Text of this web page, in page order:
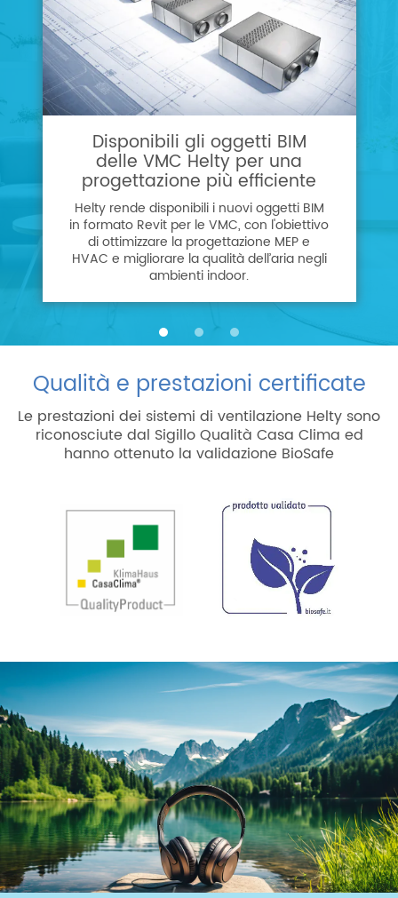
Disponibili gli oggetti BIM
delle VMC Helty per una
progettazione più efficiente
Helty rende disponibili i nuovi oggetti BIM
in formato Revit per le VMC, con l'obiettivo
di ottimizzare la progettazione MEP e
HVAC e migliorare la qualità dell’aria negli
ambienti indoor.
Qualità e prestazioni certificate
Le prestazioni dei sistemi di ventilazione Helty sono
riconosciute dal Sigillo Qualità Casa Clima ed
hanno ottenuto la validazione BioSafe